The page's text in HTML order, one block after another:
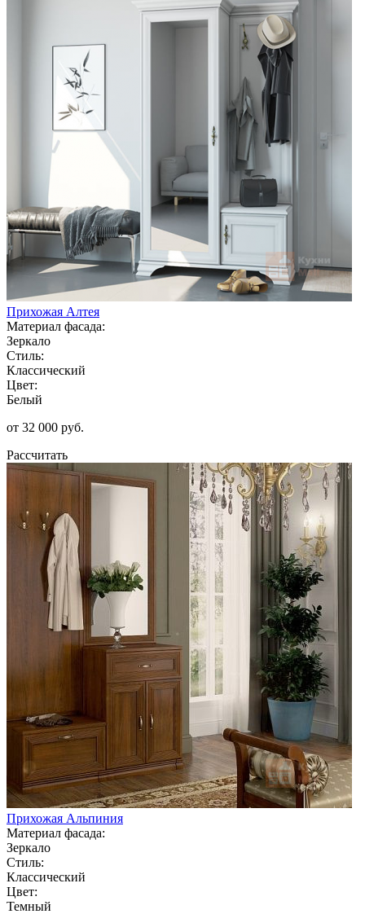
Прихожая Алтея
Материал фасада:
Зеркало
Стиль:
Классический
Цвет:
Белый
от 32 000 руб.
Рассчитать
Прихожая Альпиния
Материал фасада:
Зеркало
Стиль:
Классический
Цвет:
Темный